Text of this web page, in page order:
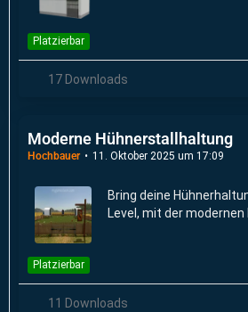
Platzierbar
17 Downloads
Moderne Hühnerstallhaltung
Hochbauer 11. Oktober 2025 um 17:09
Bring deine
Level, mit der
Platzierbar
11 Downloads